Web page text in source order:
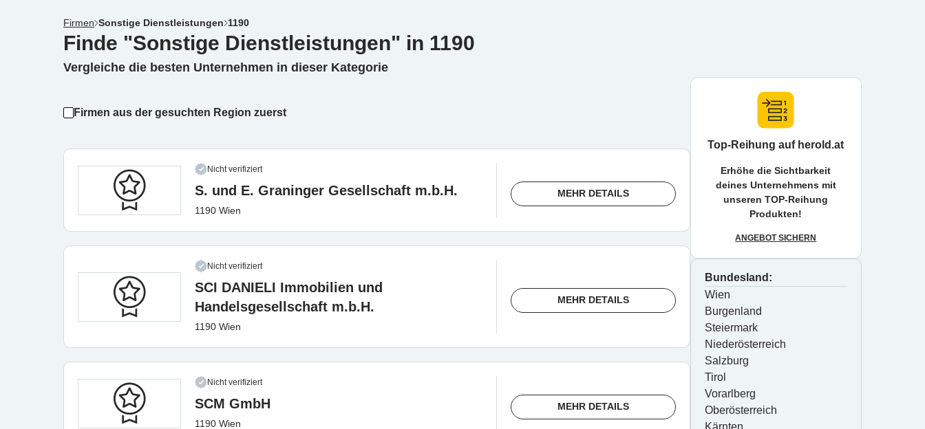
Firmen Sonstige Dienstleistungen 1190
Finde "Sonstige Dienstleistungen" in 1190
Vergleiche die besten Unternehmen in dieser Kategorie
Firmen aus der gesuchten Region zuerst
Nicht verifiziert
S. und E. Graninger Gesellschaft m.b.H.
1190 Wien
MEHR DETAILS
Nicht verifiziert
SCI DANIELI Immobilien und
Handelsgesellschaft m.b.H.
1190 Wien
MEHR DETAILS
Nicht verifiziert
SCM GmbH
1190 Wien
MEHR DETAILS
Top-Reihung auf herold.at
Erhöhe die Sichtbarkeit
deines Unternehmens mit
unseren TOP-Reihung
Produkten!
ANGEBOT SICHERN
Bundesland:
Wien
Burgenland
Steiermark
Niederösterreich
Salzburg
Tirol
Vorarlberg
Oberösterreich
Kärnten